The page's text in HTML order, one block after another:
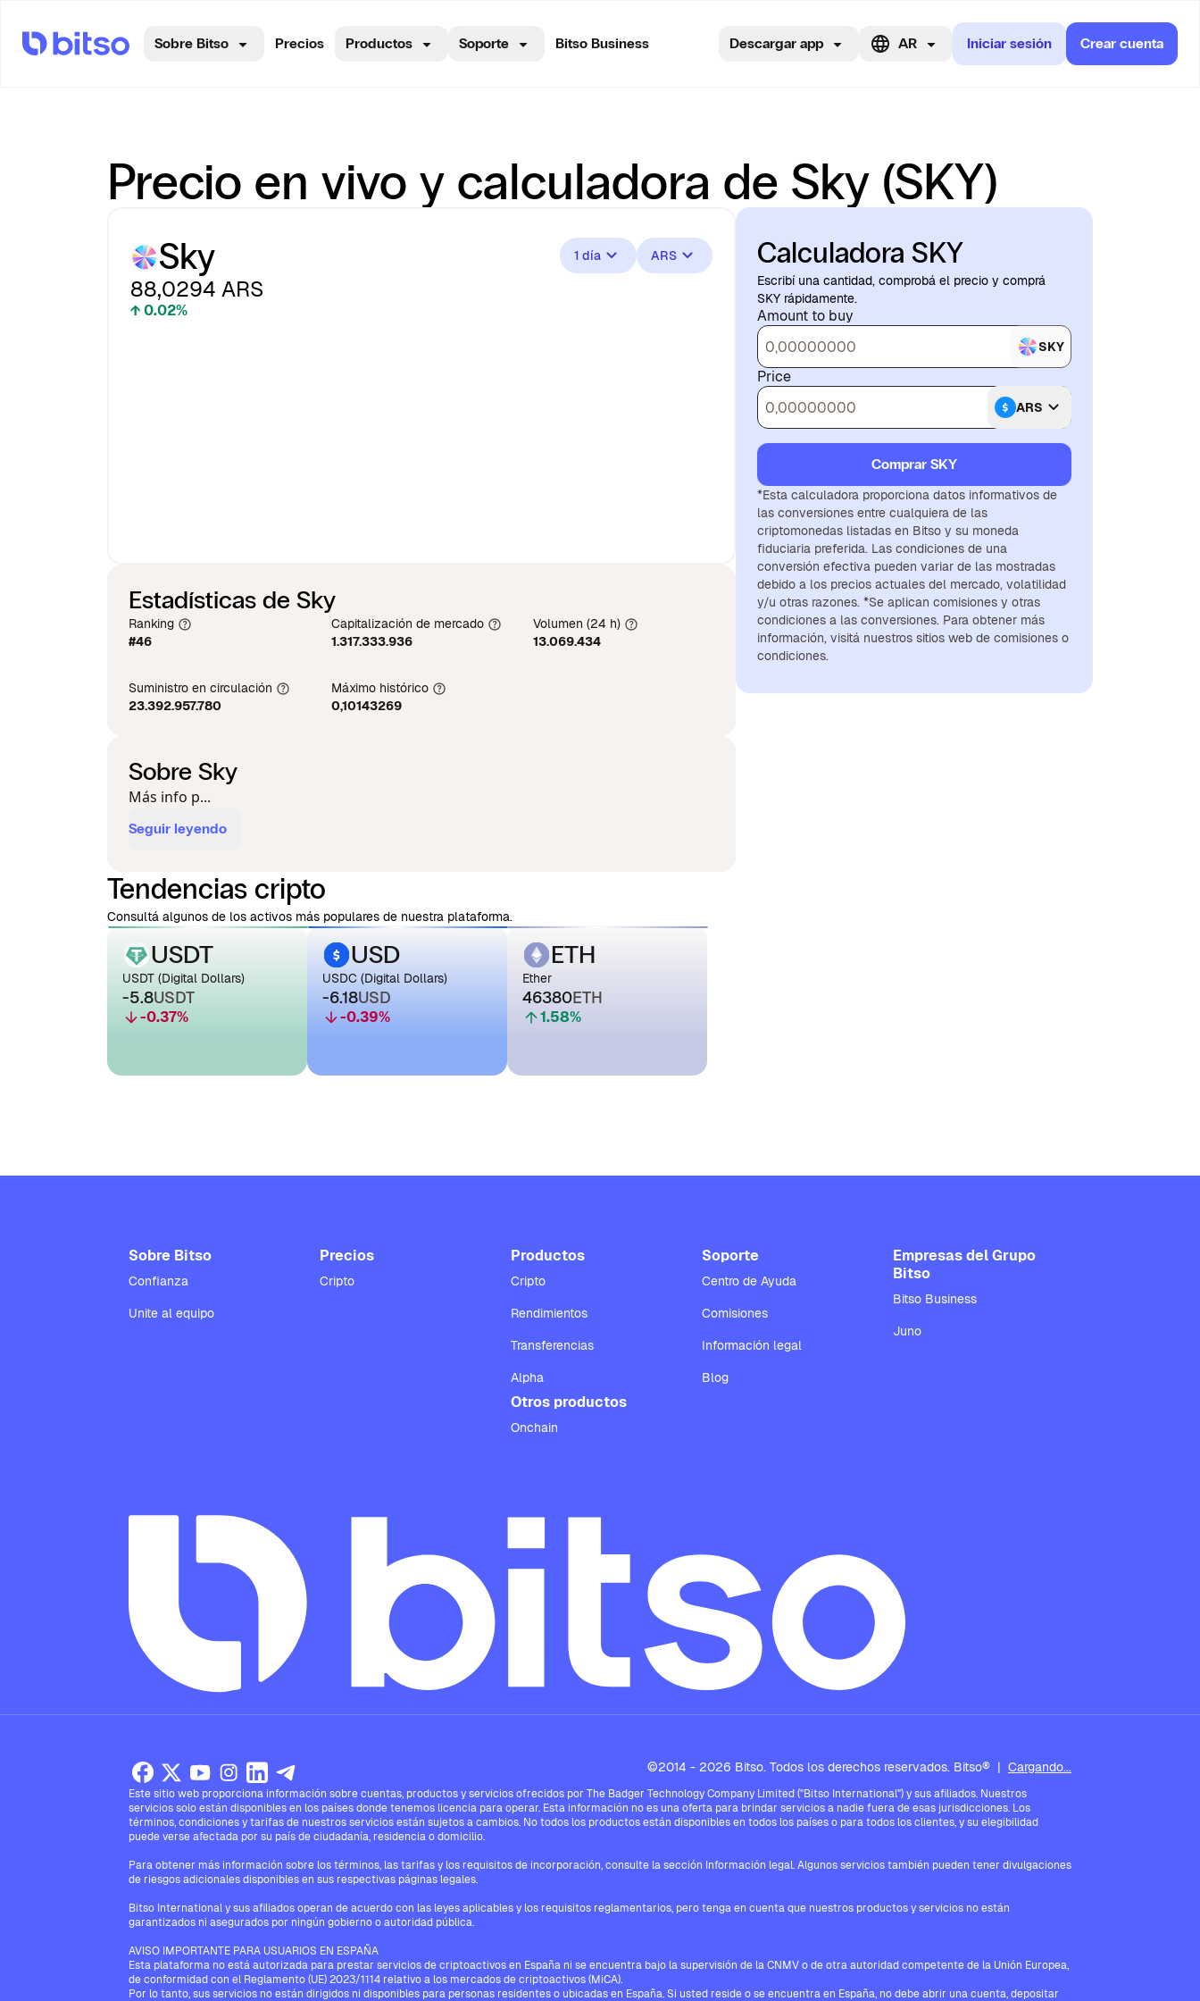
Sobre Bitso Precios Productos Soporte Bitso Business Descargar app AR Iniciar sesión Crear cuenta
Precio en vivo y calculadora de Sky (SKY)
Sky
88,0294 ARS
↑ 0.02%
1 día ARS
Estadísticas de Sky
Ranking
#46
Capitalización de mercado
1.317.333.936
Volumen (24 h)
13.069.434
Suministro en circulación
23.392.957.780
Máximo histórico
0,10143269
Sobre Sky
Más info p...
Seguir leyendo
Calculadora SKY
Escribí una cantidad, comprobá el precio y comprá
SKY rápidamente.
Amount to buy
SKY
Price
ARS
Comprar SKY
*Esta calculadora proporciona datos informativos de
las conversiones entre cualquiera de las
criptomonedas listadas en Bitso y su moneda
fiduciaria preferida. Las condiciones de una
conversión efectiva pueden variar de las mostradas
debido a los precios actuales del mercado, volatilidad
y/u otras razones. *Se aplican comisiones y otras
condiciones a las conversiones. Para obtener más
información, visitá nuestros sitios web de comisiones o
condiciones.
Tendencias cripto
Consultá algunos de los activos más populares de nuestra plataforma.
USDT
USDT (Digital Dollars)
-5.8USDT
-0.37%
USD
USDC (Digital Dollars)
-6.18USD
-0.39%
ETH
Ether
46380ETH
1.58%
Sobre Bitso
Confianza
Unite al equipo
Precios
Cripto
Productos
Cripto
Rendimientos
Transferencias
Alpha
Otros productos
Onchain
Soporte
Centro de Ayuda
Comisiones
Información legal
Blog
Empresas del Grupo
Bitso
Bitso Business
Juno
©2014 - 2026 Bitso. Todos los derechos reservados. Bitso® | Cargando...
Este sitio web proporciona información sobre cuentas, productos y servicios ofrecidos por The Badger Technology Company Limited ("Bitso International") y sus afiliados. Nuestros
servicios solo están disponibles en los países donde tenemos licencia para operar. Esta información no es una oferta para brindar servicios a nadie fuera de esas jurisdicciones. Los
términos, condiciones y tarifas de nuestros servicios están sujetos a cambios. No todos los productos están disponibles en todos los países o para todos los clientes, y su elegibilidad
puede verse afectada por su país de ciudadanía, residencia o domicilio.
Para obtener más información sobre los términos, las tarifas y los requisitos de incorporación, consulte la sección Información legal. Algunos servicios también pueden tener divulgaciones
de riesgos adicionales disponibles en sus respectivas páginas legales.
Bitso International y sus afiliados operan de acuerdo con las leyes aplicables y los requisitos reglamentarios, pero tenga en cuenta que nuestros productos y servicios no están
garantizados ni asegurados por ningún gobierno o autoridad pública.
AVISO IMPORTANTE PARA USUARIOS EN ESPAÑA
Esta plataforma no está autorizada para prestar servicios de criptoactivos en España ni se encuentra bajo la supervisión de la CNMV o de otra autoridad competente de la Unión Europea,
de conformidad con el Reglamento (UE) 2023/1114 relativo a los mercados de criptoactivos (MiCA).
Por lo tanto, sus servicios no están dirigidos ni disponibles para personas residentes o ubicadas en España. Si usted reside o se encuentra en España, no debe abrir una cuenta, depositar